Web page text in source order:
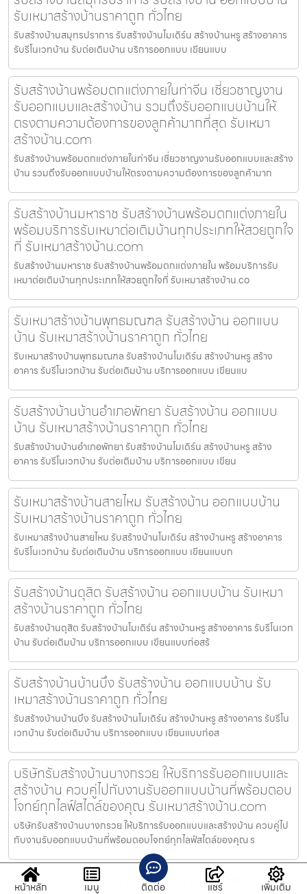
รับเหมาสร้างบ้านราคาถูก ทั่วไทย
รับสร้างบ้านสมุทรปราการ รับสร้างบ้านโมเดิร์น สร้างบ้านหรู สร้างอาคาร
รับรีโนเวทบ้าน รับต่อเติมบ้าน บริการออกแบบ เขียนแบบ
รับสร้างบ้านพร้อมตกแต่งภายในท่าจีน เชี่ยวชาญงาน
รับออกแบบและสร้างบ้าน รวมถึงรับออกแบบบ้านให้
ตรงตามความต้องการของลูกค้ามากที่สุด รับเหมา
สร้างบ้าน.com
รับสร้างบ้านพร้อมตกแต่งภายในท่าจีน เชี่ยวชาญงานรับออกแบบและสร้าง
บ้าน รวมถึงรับออกแบบบ้านให้ตรงตามความต้องการของลูกค้ามาก
รับสร้างบ้านมหาราช รับสร้างบ้านพร้อมตกแต่งภายใน
พร้อมบริการรับเหมาต่อเติมบ้านทุกประเภทให้สวยถูกใจ
ที่ รับเหมาสร้างบ้าน.com
รับสร้างบ้านมหาราช รับสร้างบ้านพร้อมตกแต่งภายใน พร้อมบริการรับ
เหมาต่อเติมบ้านทุกประเภทให้สวยถูกใจที่ รับเหมาสร้างบ้าน.co
รับเหมาสร้างบ้านพุทธมณฑล รับสร้างบ้าน ออกแบบ
บ้าน รับเหมาสร้างบ้านราคาถูก ทั่วไทย
รับเหมาสร้างบ้านพุทธมณฑล รับสร้างบ้านโมเดิร์น สร้างบ้านหรู สร้าง
อาคาร รับรีโนเวทบ้าน รับต่อเติมบ้าน บริการออกแบบ เขียนแบ
รับสร้างบ้านบ้านอำเภอพัทยา รับสร้างบ้าน ออกแบบ
บ้าน รับเหมาสร้างบ้านราคาถูก ทั่วไทย
รับสร้างบ้านบ้านอำเภอพัทยา รับสร้างบ้านโมเดิร์น สร้างบ้านหรู สร้าง
อาคาร รับรีโนเวทบ้าน รับต่อเติมบ้าน บริการออกแบบ เขียน
รับเหมาสร้างบ้านสายไหม รับสร้างบ้าน ออกแบบบ้าน
รับเหมาสร้างบ้านราคาถูก ทั่วไทย
รับเหมาสร้างบ้านสายไหม รับสร้างบ้านโมเดิร์น สร้างบ้านหรู สร้างอาคาร
รับรีโนเวทบ้าน รับต่อเติมบ้าน บริการออกแบบ เขียนแบบก
รับสร้างบ้านดุสิต รับสร้างบ้าน ออกแบบบ้าน รับเหมา
สร้างบ้านราคาถูก ทั่วไทย
รับสร้างบ้านดุสิต รับสร้างบ้านโมเดิร์น สร้างบ้านหรู สร้างอาคาร รับรีโนเวท
บ้าน รับต่อเติมบ้าน บริการออกแบบ เขียนแบบก่อสร้
รับสร้างบ้านบ้านบึง รับสร้างบ้าน ออกแบบบ้าน รับ
เหมาสร้างบ้านราคาถูก ทั่วไทย
รับสร้างบ้านบ้านบึง รับสร้างบ้านโมเดิร์น สร้างบ้านหรู สร้างอาคาร รับรีโน
เวทบ้าน รับต่อเติมบ้าน บริการออกแบบ เขียนแบบก่อส
บริษัทรับสร้างบ้านบางกรวย ให้บริการรับออกแบบและ
สร้างบ้าน ควบคู่ไปกับงานรับออกแบบบ้านที่พร้อมตอบ
โจทย์ทุกไลฟ์สไตล์ของคุณ รับเหมาสร้างบ้าน.com
บริษัทรับสร้างบ้านบางกรวย ให้บริการรับออกแบบและสร้างบ้าน ควบคู่ไป
กับงานรับออกแบบบ้านที่พร้อมตอบโจทย์ทุกไลฟ์สไตล์ของคุณ ร
รับสร้างบ้านหนองบัว บริษัทรับสร้างบ้านที่พร้อมให้คำ
หน้าหลัก เมนู ติดต่อ แชร์ เพิ่มเติม